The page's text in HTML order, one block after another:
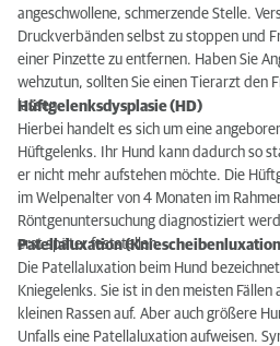
angeschwollene, schmerzende Stelle.
Druckverbänden selbst zu stoppen und
einer Pinzette zu entfernen. Haben Sie
wehzutun, sollten Sie einen Tierarzt den
lassen.
Hüftgelenksdysplasie (HD)
Hierbei handelt es sich um eine
Hüftgelenks. Ihr Hund kann dadurch so
er nicht mehr aufstehen möchte. Die
im Welpenalter von 4 Monaten im
Röntgenuntersuchung diagnostiziert
erst später feststellen.
Patellaluxation
Die Patellaluxation beim Hund
Kniegelenks. Sie ist in den meisten
kleinen Rassen auf. Aber auch größere
Unfalls eine Patellaluxation aufweisen.